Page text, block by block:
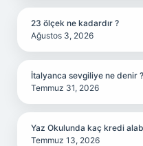
23 ölçek ne kadardır ?
Ağustos 3, 2026
İtalyanca sevgiliye ne denir ?
Temmuz 31, 2026
Yaz Okulunda kaç kredi
Temmuz 13, 2026